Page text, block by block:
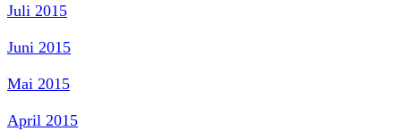
Juli 2015
Juni 2015
Mai 2015
April 2015